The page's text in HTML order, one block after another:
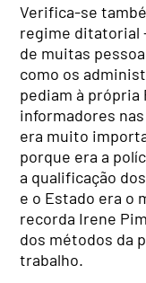
Verifica-se
regime ditatorial
de muitas
como os
pediam à própria
informadores
era muito
porque era a
a qualificação
e o Estado era o
recorda Irene
dos métodos da
trabalho.